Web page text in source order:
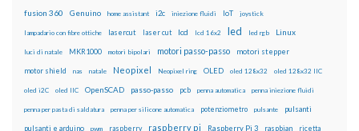
fusion 360 Genuino home assistant i2c iniezione fluidi IoT joystick
lampadario con fibre ottiche lasercut laser cut lcd lcd 16x2 led led rgb Linux
luci di natale MKR1000 motori bipolari motori passo-passo motori stepper
motor shield nas natale Neopixel Neopixel ring OLED oled 128x32 oled 128x32 IIC
oled i2C oled IIC OpenSCAD passo-passo pcb penna automatica penna iniezione fluidi
penna per pasta di saldatura penna per silicone automatica potenziometro pulsante pulsanti
pulsanti e arduino pwm raspberry raspberry pi Raspberry Pi 3 raspbian ricetta